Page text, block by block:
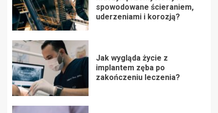
spowodowane ścieraniem,
uderzeniami i korozją?
Jak wygląda życie z
implantem zęba po
zakończeniu leczenia?